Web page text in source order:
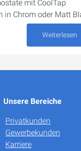
mit CoolTap
in Chrom oder Matt
Weiterlesen
Unsere Bereiche
Privatkunden
Gewerbekunden
Karriere